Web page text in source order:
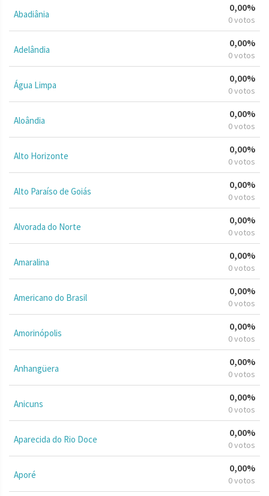
Abadiânia
0,00%
0 votos
Adelândia
0,00%
0 votos
Água Limpa
0,00%
0 votos
Aloândia
0,00%
0 votos
Alto Horizonte
0,00%
0 votos
Alto Paraíso de Goiás
0,00%
0 votos
Alvorada do Norte
0,00%
0 votos
Amaralina
0,00%
0 votos
Americano do Brasil
0,00%
0 votos
Amorinópolis
0,00%
0 votos
Anhangüera
0,00%
0 votos
Anicuns
0,00%
0 votos
Aparecida do Rio Doce
0,00%
0 votos
Aporé
0,00%
0 votos